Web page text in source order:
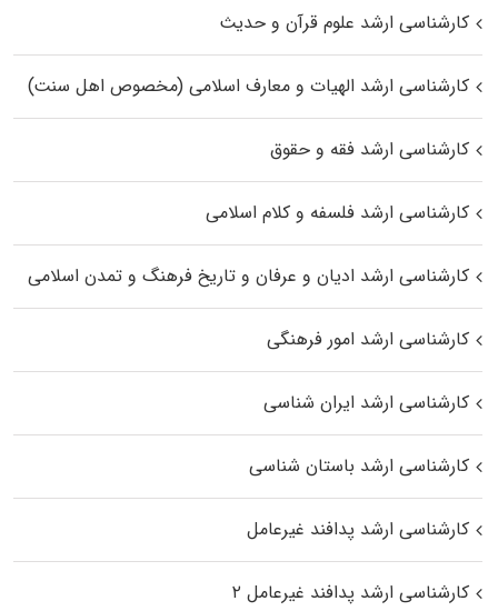
کارشناسی ارشد علوم قرآن و حدیث
کارشناسی ارشد الهیات و معارف اسلامی (مخصوص اهل سنت)
کارشناسی ارشد فقه و حقوق
کارشناسی ارشد فلسفه و کلام اسلامی
کارشناسی ارشد ادیان و عرفان و تاریخ فرهنگ و تمدن اسلامی
کارشناسی ارشد امور فرهنگی
کارشناسی ارشد ایران شناسی
کارشناسی ارشد باستان شناسی
کارشناسی ارشد پدافند غیرعامل
کارشناسی ارشد پدافند غیرعامل ۲